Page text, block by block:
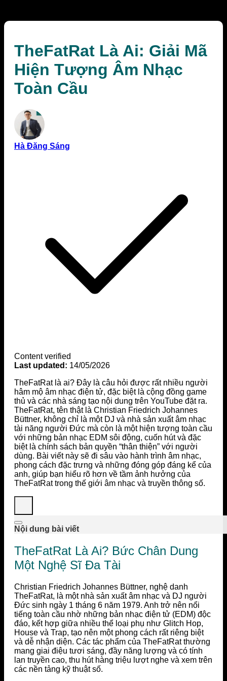
TheFatRat Là Ai: Giải Mã
Hiện Tượng Âm Nhạc
Toàn Cầu
Hà Đăng Sáng
Content verified
Last updated: 14/05/2026
TheFatRat là ai? Đây là câu hỏi được rất nhiều người
hâm mộ âm nhạc điện tử, đặc biệt là cộng đồng game
thủ và các nhà sáng tạo nội dung trên YouTube đặt ra.
TheFatRat, tên thật là Christian Friedrich Johannes
Büttner, không chỉ là một DJ và nhà sản xuất âm nhạc
tài năng người Đức mà còn là một hiện tượng toàn cầu
với những bản nhạc EDM sôi động, cuốn hút và đặc
biệt là chính sách bản quyền “thân thiện” với người
dùng. Bài viết này sẽ đi sâu vào hành trình âm nhạc,
phong cách đặc trưng và những đóng góp đáng kể của
anh, giúp bạn hiểu rõ hơn về tầm ảnh hưởng của
TheFatRat trong thế giới âm nhạc và truyền thông số.
Nội dung bài viết
TheFatRat Là Ai? Bức Chân Dung
Một Nghệ Sĩ Đa Tài
Christian Friedrich Johannes Büttner, nghệ danh
TheFatRat, là một nhà sản xuất âm nhạc và DJ người
Đức sinh ngày 1 tháng 6 năm 1979. Anh trở nên nổi
tiếng toàn cầu nhờ những bản nhạc điện tử (EDM) độc
đáo, kết hợp giữa nhiều thể loại phụ như Glitch Hop,
House và Trap, tạo nên một phong cách rất riêng biệt
và dễ nhận diện. Các tác phẩm của TheFatRat thường
mang giai điệu tươi sáng, đầy năng lượng và có tính
lan truyền cao, thu hút hàng triệu lượt nghe và xem trên
các nền tảng kỹ thuật số.